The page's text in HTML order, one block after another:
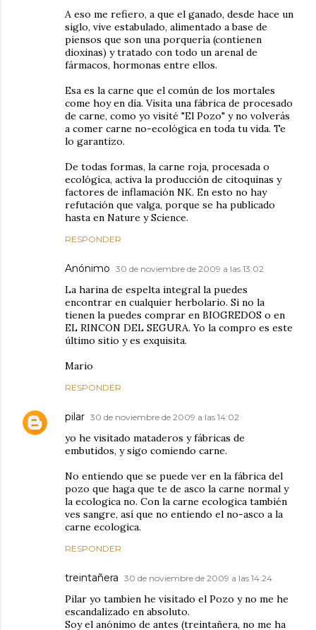
A eso me refiero, a que el ganado, desde hace un
siglo, vive estabulado, alimentado a base de
piensos que son una porquería (contienen
dioxinas) y tratado con todo un arenal de
fármacos, hormonas entre ellos.
Esa es la carne que el común de los mortales
come hoy en día. Visita una fábrica de procesado
de carne, como yo visité "El Pozo" y no volverás
a comer carne no-ecológica en toda tu vida. Te
lo garantizo.
De todas formas, la carne roja, procesada o
ecológica, activa la producción de citoquinas y
factores de inflamación NK. En esto no hay
refutación que valga, porque se ha publicado
hasta en Nature y Science.
RESPONDER
Anónimo 30 de noviembre de 2009 a las 13:02
La harina de espelta integral la puedes
encontrar en cualquier herbolario. Si no la
tienen la puedes comprar en BIOGREDOS o en
EL RINCON DEL SEGURA. Yo la compro es este
último sitio y es exquisita.
Mario
RESPONDER
pilar 30 de noviembre de 2009 a las 14:02
yo he visitado mataderos y fábricas de
embutidos, y sigo comiendo carne.
No entiendo que se puede ver en la fábrica del
pozo que haga que te de asco la carne normal y
la ecologica no. Con la carne ecologica también
ves sangre, así que no entiendo el no-asco a la
carne ecologica.
RESPONDER
treintañera 30 de noviembre de 2009 a las 14:24
Pilar yo tambien he visitado el Pozo y no me he
escandalizado en absoluto.
Soy el anónimo de antes (treintañera, no me ha